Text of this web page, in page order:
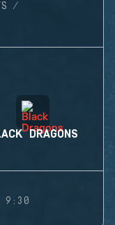
DRAGONS
9:30